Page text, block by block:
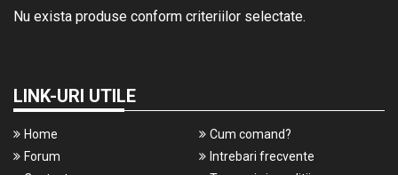
Nu exista produse conform criteriilor selectate.
LINK-URI UTILE
Home
Forum
Cum comand?
Intrebari frecvente